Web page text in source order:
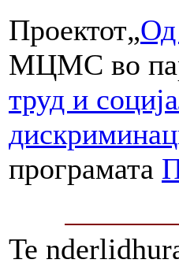
Проектот„Од
МЦМС во
труд и
програмата
Te